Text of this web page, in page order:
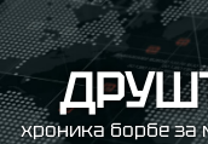
Skip
to
content
хроника борбе за